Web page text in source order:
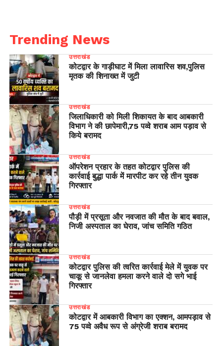
Trending News
उत्तराखंड
कोटद्वार के गाड़ीघाट में मिला लावारिस शव,पुलिस
मृतक की शिनाख्त में जुटी
उत्तराखंड
जिलाधिकारी को मिली शिकायत के बाद आबकारी
विभाग ने की छापेमारी,75 पव्वे शराब आम पड़ाव से
किये बरामद
उत्तराखंड
ऑपरेशन प्रहार के तहत कोटद्वार पुलिस की
कार्रवाई बुद्धा पार्क में मारपीट कर रहे तीन युवक
गिरफ्तार
उत्तराखंड
पौड़ी में प्रसूता और नवजात की मौत के बाद बवाल,
निजी अस्पताल का घेराव, जांच समिति गठित
उत्तराखंड
कोटद्वार पुलिस की त्वरित कार्रवाई मेले में युवक पर
चाकू से जानलेवा हमला करने वाले दो सगे भाई
गिरफ्तार
उत्तराखंड
कोटद्वार में आबकारी विभाग का एक्शन, आमपड़ाव से
75 पव्वे अवैध रूप से अंग्रेजी शराब बरामद